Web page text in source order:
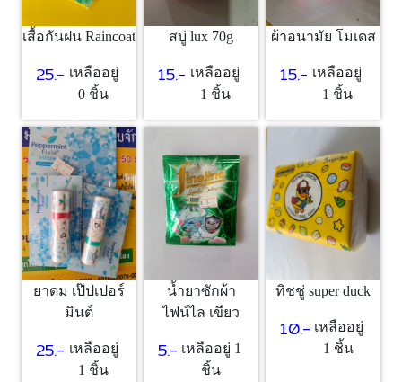
เสื้อกันฝน Raincoat
25.- เหลืออยู่
0 ชิ้น
สบู่ lux 70g
15.- เหลืออยู่
1 ชิ้น
ผ้าอนามัย โมเดส
15.- เหลืออยู่
1 ชิ้น
ยาดม เป๊ปเปอร์
มินต์
25.- เหลืออยู่
1 ชิ้น
น้ำยาซักผ้า
ไฟน์ไล เขียว
5.- เหลืออยู่ 1
ชิ้น
ทิชชู่ super duck
10.- เหลืออยู่
1 ชิ้น